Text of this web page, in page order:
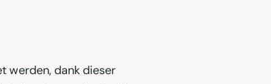
werden, dank dieser